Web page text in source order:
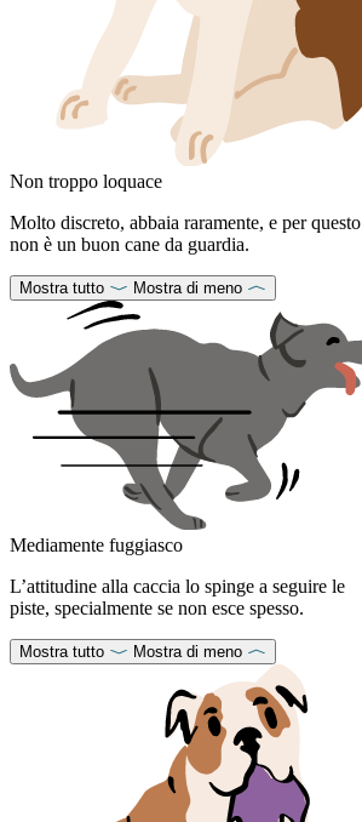
Non troppo loquace
Molto discreto, abbaia raramente, e per questo
non è un buon cane da guardia.
Mostra tutto Mostra di meno
Mediamente fuggiasco
L’attitudine alla caccia lo spinge a seguire le
piste, specialmente se non esce spesso.
Mostra tutto Mostra di meno